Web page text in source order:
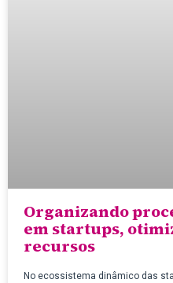
Organizando
em startups,
recursos
No ecossistema dinâmico das